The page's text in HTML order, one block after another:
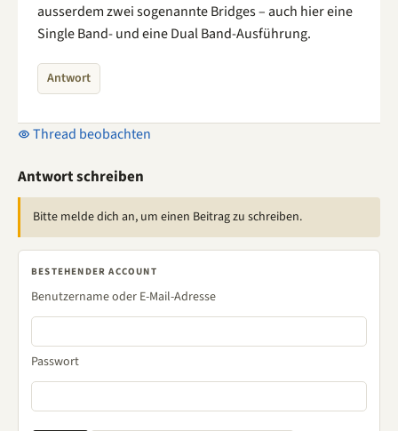
ausserdem zwei sogenannte Bridges – auch hier eine
Single Band- und eine Dual Band-Ausführung.
Antwort
Thread beobachten
Antwort schreiben
Bitte melde dich an, um einen Beitrag zu schreiben.
BESTEHENDER ACCOUNT
Benutzername oder E-Mail-Adresse
Passwort